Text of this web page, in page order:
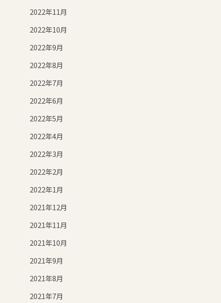
2022年11月
2022年10月
2022年9月
2022年8月
2022年7月
2022年6月
2022年5月
2022年4月
2022年3月
2022年2月
2022年1月
2021年12月
2021年11月
2021年10月
2021年9月
2021年8月
2021年7月